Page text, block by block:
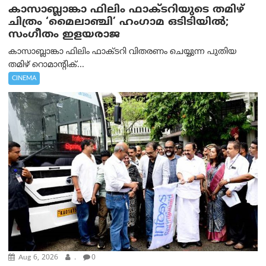
കാസാബ്ലാങ്കാ ഫിലിം ഫാക്ടറിയുടെ തമിഴ്
ചിത്രം ‘മൈലാഞ്ചി’ ഹംഗാമ ഒടിടിയിൽ;
സംഗീതം ഇളയരാജ
കാസാബ്ലാങ്കാ ഫിലിം ഫാക്ടറി വിതരണം ചെയ്യുന്ന പുതിയ
തമിഴ് റൊമാന്റിക്...
CINEMA
Aug 6, 2026 . 0